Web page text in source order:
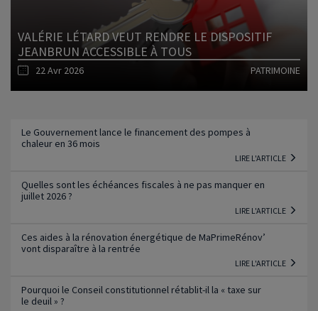
VALÉRIE LÉTARD VEUT RENDRE LE DISPOSITIF
JEANBRUN ACCESSIBLE À TOUS
22 Avr 2026 PATRIMOINE
Le Gouvernement lance le financement des pompes à
chaleur en 36 mois
LIRE L'ARTICLE
Quelles sont les échéances fiscales à ne pas manquer en
juillet 2026 ?
LIRE L'ARTICLE
Ces aides à la rénovation énergétique de MaPrimeRénov’
vont disparaître à la rentrée
LIRE L'ARTICLE
Pourquoi le Conseil constitutionnel rétablit-il la « taxe sur
le deuil » ?